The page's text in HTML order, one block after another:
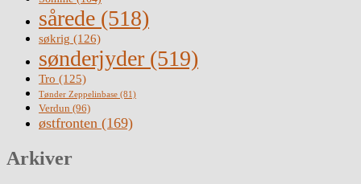
sårede (518)
søkrig (126)
sønderjyder (519)
Tro (125)
Tønder Zeppelinbase (81)
Verdun (96)
østfronten (169)
Arkiver